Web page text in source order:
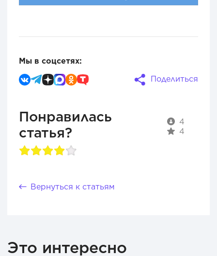
Мы в соцсетях:
Поделиться
Понравилась
статья?
4
4
Вернуться к статьям
Это интересно